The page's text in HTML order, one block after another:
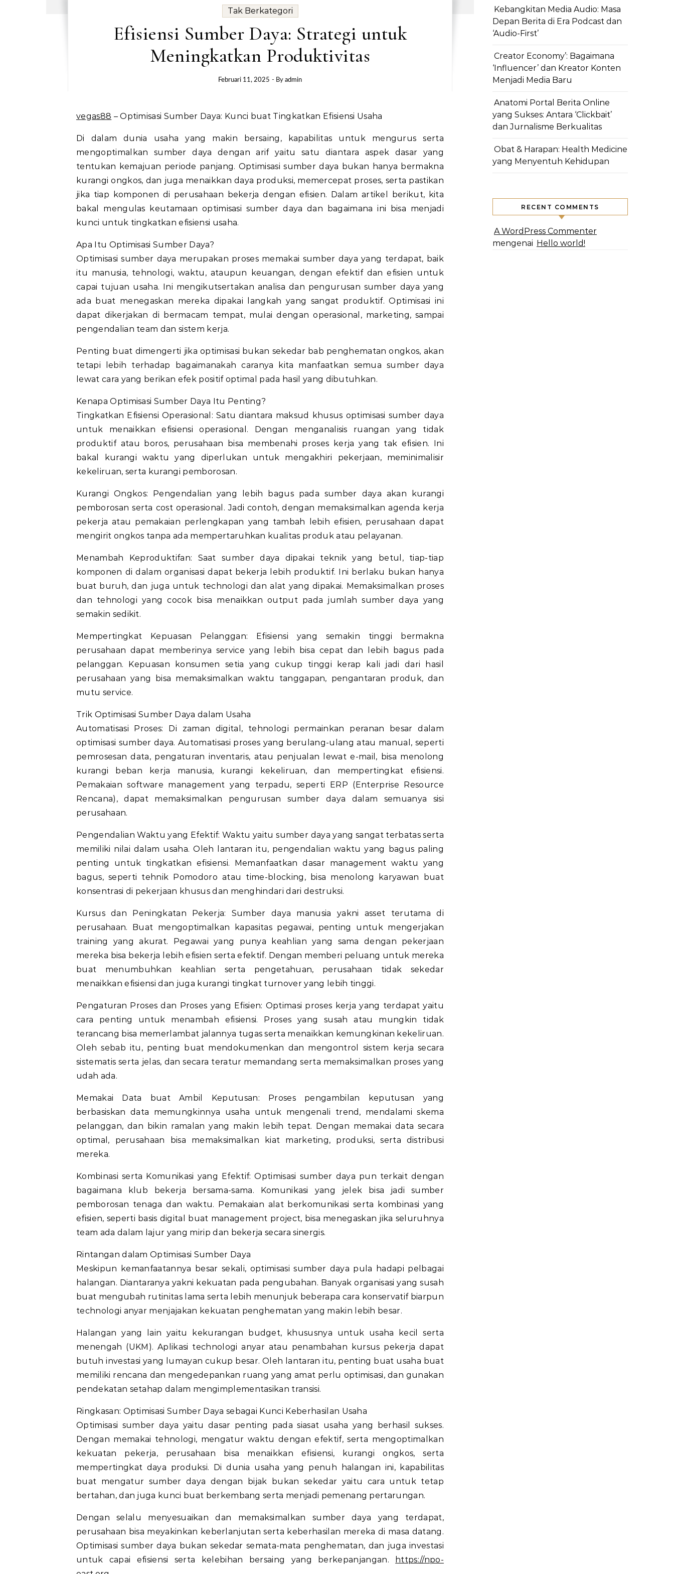
Tak Berkategori
Efisiensi Sumber Daya: Strategi untuk
Meningkatkan Produktivitas
Februari 11, 2025 - By admin
vegas88 – Optimisasi Sumber Daya: Kunci buat Tingkatkan Efisiensi Usaha
Di dalam dunia usaha yang makin bersaing, kapabilitas untuk mengurus serta
mengoptimalkan sumber daya dengan arif yaitu satu diantara aspek dasar yang
tentukan kemajuan periode panjang. Optimisasi sumber daya bukan hanya bermakna
kurangi ongkos, dan juga menaikkan daya produksi, memercepat proses, serta pastikan
jika tiap komponen di perusahaan bekerja dengan efisien. Dalam artikel berikut, kita
bakal mengulas keutamaan optimisasi sumber daya dan bagaimana ini bisa menjadi
kunci untuk tingkatkan efisiensi usaha.
Apa Itu Optimisasi Sumber Daya?
Optimisasi sumber daya merupakan proses memakai sumber daya yang terdapat, baik
itu manusia, tehnologi, waktu, ataupun keuangan, dengan efektif dan efisien untuk
capai tujuan usaha. Ini mengikutsertakan analisa dan pengurusan sumber daya yang
ada buat menegaskan mereka dipakai langkah yang sangat produktif. Optimisasi ini
dapat dikerjakan di bermacam tempat, mulai dengan operasional, marketing, sampai
pengendalian team dan sistem kerja.
Penting buat dimengerti jika optimisasi bukan sekedar bab penghematan ongkos, akan
tetapi lebih terhadap bagaimanakah caranya kita manfaatkan semua sumber daya
lewat cara yang berikan efek positif optimal pada hasil yang dibutuhkan.
Kenapa Optimisasi Sumber Daya Itu Penting?
Tingkatkan Efisiensi Operasional: Satu diantara maksud khusus optimisasi sumber daya
untuk menaikkan efisiensi operasional. Dengan menganalisis ruangan yang tidak
produktif atau boros, perusahaan bisa membenahi proses kerja yang tak efisien. Ini
bakal kurangi waktu yang diperlukan untuk mengakhiri pekerjaan, meminimalisir
kekeliruan, serta kurangi pemborosan.
Kurangi Ongkos: Pengendalian yang lebih bagus pada sumber daya akan kurangi
pemborosan serta cost operasional. Jadi contoh, dengan memaksimalkan agenda kerja
pekerja atau pemakaian perlengkapan yang tambah lebih efisien, perusahaan dapat
mengirit ongkos tanpa ada mempertaruhkan kualitas produk atau pelayanan.
Menambah Keproduktifan: Saat sumber daya dipakai teknik yang betul, tiap-tiap
komponen di dalam organisasi dapat bekerja lebih produktif. Ini berlaku bukan hanya
buat buruh, dan juga untuk technologi dan alat yang dipakai. Memaksimalkan proses
dan tehnologi yang cocok bisa menaikkan output pada jumlah sumber daya yang
semakin sedikit.
Mempertingkat Kepuasan Pelanggan: Efisiensi yang semakin tinggi bermakna
perusahaan dapat memberinya service yang lebih bisa cepat dan lebih bagus pada
pelanggan. Kepuasan konsumen setia yang cukup tinggi kerap kali jadi dari hasil
perusahaan yang bisa memaksimalkan waktu tanggapan, pengantaran produk, dan
mutu service.
Trik Optimisasi Sumber Daya dalam Usaha
Automatisasi Proses: Di zaman digital, tehnologi permainkan peranan besar dalam
optimisasi sumber daya. Automatisasi proses yang berulang-ulang atau manual, seperti
pemrosesan data, pengaturan inventaris, atau penjualan lewat e-mail, bisa menolong
kurangi beban kerja manusia, kurangi kekeliruan, dan mempertingkat efisiensi.
Pemakaian software management yang terpadu, seperti ERP (Enterprise Resource
Rencana), dapat memaksimalkan pengurusan sumber daya dalam semuanya sisi
perusahaan.
Pengendalian Waktu yang Efektif: Waktu yaitu sumber daya yang sangat terbatas serta
memiliki nilai dalam usaha. Oleh lantaran itu, pengendalian waktu yang bagus paling
penting untuk tingkatkan efisiensi. Memanfaatkan dasar management waktu yang
bagus, seperti tehnik Pomodoro atau time-blocking, bisa menolong karyawan buat
konsentrasi di pekerjaan khusus dan menghindari dari destruksi.
Kursus dan Peningkatan Pekerja: Sumber daya manusia yakni asset terutama di
perusahaan. Buat mengoptimalkan kapasitas pegawai, penting untuk mengerjakan
training yang akurat. Pegawai yang punya keahlian yang sama dengan pekerjaan
mereka bisa bekerja lebih efisien serta efektif. Dengan memberi peluang untuk mereka
buat menumbuhkan keahlian serta pengetahuan, perusahaan tidak sekedar
menaikkan efisiensi dan juga kurangi tingkat turnover yang lebih tinggi.
Pengaturan Proses dan Proses yang Efisien: Optimasi proses kerja yang terdapat yaitu
cara penting untuk menambah efisiensi. Proses yang susah atau mungkin tidak
terancang bisa memerlambat jalannya tugas serta menaikkan kemungkinan kekeliruan.
Oleh sebab itu, penting buat mendokumenkan dan mengontrol sistem kerja secara
sistematis serta jelas, dan secara teratur memandang serta memaksimalkan proses yang
udah ada.
Memakai Data buat Ambil Keputusan: Proses pengambilan keputusan yang
berbasiskan data memungkinnya usaha untuk mengenali trend, mendalami skema
pelanggan, dan bikin ramalan yang makin lebih tepat. Dengan memakai data secara
optimal, perusahaan bisa memaksimalkan kiat marketing, produksi, serta distribusi
mereka.
Kombinasi serta Komunikasi yang Efektif: Optimisasi sumber daya pun terkait dengan
bagaimana klub bekerja bersama-sama. Komunikasi yang jelek bisa jadi sumber
pemborosan tenaga dan waktu. Pemakaian alat berkomunikasi serta kombinasi yang
efisien, seperti basis digital buat management project, bisa menegaskan jika seluruhnya
team ada dalam lajur yang mirip dan bekerja secara sinergis.
Rintangan dalam Optimisasi Sumber Daya
Meskipun kemanfaatannya besar sekali, optimisasi sumber daya pula hadapi pelbagai
halangan. Diantaranya yakni kekuatan pada pengubahan. Banyak organisasi yang susah
buat mengubah rutinitas lama serta lebih menunjuk beberapa cara konservatif biarpun
technologi anyar menjajakan kekuatan penghematan yang makin lebih besar.
Halangan yang lain yaitu kekurangan budget, khususnya untuk usaha kecil serta
menengah (UKM). Aplikasi technologi anyar atau penambahan kursus pekerja dapat
butuh investasi yang lumayan cukup besar. Oleh lantaran itu, penting buat usaha buat
memiliki rencana dan mengedepankan ruang yang amat perlu optimisasi, dan gunakan
pendekatan setahap dalam mengimplementasikan transisi.
Ringkasan: Optimisasi Sumber Daya sebagai Kunci Keberhasilan Usaha
Optimisasi sumber daya yaitu dasar penting pada siasat usaha yang berhasil sukses.
Dengan memakai tehnologi, mengatur waktu dengan efektif, serta mengoptimalkan
kekuatan pekerja, perusahaan bisa menaikkan efisiensi, kurangi ongkos, serta
mempertingkat daya produksi. Di dunia usaha yang penuh halangan ini, kapabilitas
buat mengatur sumber daya dengan bijak bukan sekedar yaitu cara untuk tetap
bertahan, dan juga kunci buat berkembang serta menjadi pemenang pertarungan.
Dengan selalu menyesuaikan dan memaksimalkan sumber daya yang terdapat,
perusahaan bisa meyakinkan keberlanjutan serta keberhasilan mereka di masa datang.
Optimisasi sumber daya bukan sekedar semata-mata penghematan, dan juga investasi
untuk capai efisiensi serta kelebihan bersaing yang berkepanjangan.
https://npo-
Kebangkitan Media Audio: Masa
Depan Berita di Era Podcast dan
‘Audio-First’
Creator Economy’: Bagaimana
‘Influencer’ dan Kreator Konten
Menjadi Media Baru
Anatomi Portal Berita Online
yang Sukses: Antara ‘Clickbait’
dan Jurnalisme Berkualitas
Obat & Harapan: Health Medicine
yang Menyentuh Kehidupan
RECENT COMMENTS
A WordPress Commenter
mengenai Hello world!